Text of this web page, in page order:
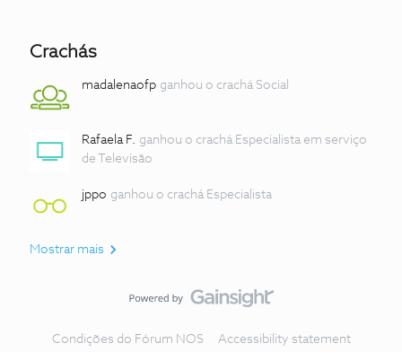
Crachás
madalenaofp ganhou o crachá Social
Rafaela F.
ganhou o crachá Especialista em serviço
de Televisão
jppo ganhou o crachá Especialista
Mostrar mais
Condições do Fórum NOS Accessibility statement